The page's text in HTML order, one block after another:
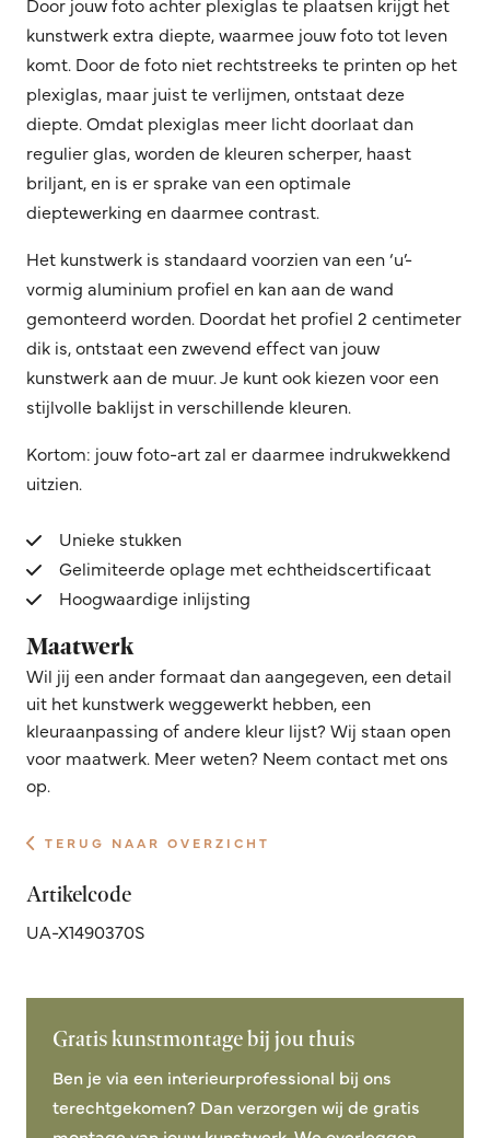
kunstwerk extra diepte, waarmee jouw foto tot leven
komt. Door de foto niet rechtstreeks te printen op het
plexiglas, maar juist te verlijmen, ontstaat deze
diepte. Omdat plexiglas meer licht doorlaat dan
regulier glas, worden de kleuren scherper, haast
briljant, en is er sprake van een optimale
dieptewerking en daarmee contrast.
Het kunstwerk is standaard voorzien van een ‘u’-
vormig aluminium profiel en kan aan de wand
gemonteerd worden. Doordat het profiel 2 centimeter
dik is, ontstaat een zwevend effect van jouw
kunstwerk aan de muur. Je kunt ook kiezen voor een
stijlvolle baklijst in verschillende kleuren.
Kortom: jouw foto-art zal er daarmee indrukwekkend
uitzien.
Unieke stukken
Gelimiteerde oplage met echtheidscertificaat
Hoogwaardige inlijsting
Maatwerk
Wil jij een ander formaat dan aangegeven, een detail
uit het kunstwerk weggewerkt hebben, een
kleuraanpassing of andere kleur lijst? Wij staan open
voor maatwerk. Meer weten? Neem contact met ons
op.
TERUG NAAR OVERZICHT
Artikelcode
UA-X1490370S
Gratis kunstmontage bij jou thuis
Ben je via een interieurprofessional bij ons
terechtgekomen? Dan verzorgen wij de gratis